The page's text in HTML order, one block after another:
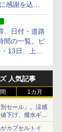
感謝を込め
ャンペーン
、日付・道路
間の一覧。ピ
13日、上り
人気記事
1カ月
セール」。涼感
下げ、撥水ギア
カプセルトイ